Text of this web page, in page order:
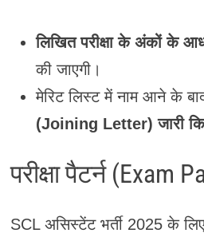
लिखित परीक्षा के अंकों के
की जाएगी।
मेरिट लिस्ट में नाम आने के
(Joining Letter) जारी
परीक्षा पैटर्न (Exam
SCL असिस्टेंट भर्ती 2025 के लिए